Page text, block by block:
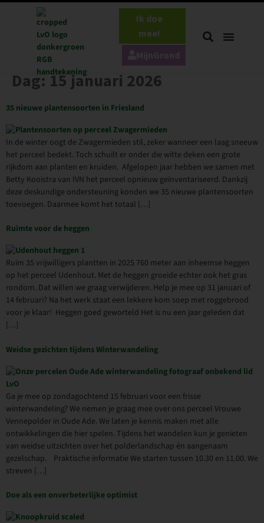
Ik doe
mee!
Dag:15 januari 2026
35 nieuwe plantensoorten in Friesland
In de winter oogt de Zwagermieden stil, zeker wanneer een laag sneeuw
het perceel bedekt. Toch schuilt er onder die witte deken een grote
rijkdom aan planten en kruiden. Afgelopen jaar hebben we samen met
Betty Kooistra van IVN het perceel opnieuw geïnventariseerd. Dankzij
deze deskundige ondersteuning konden we 35 nieuwe plantensoorten
toevoegen. Daarmee komt het totaal […]
Ruimte voor de heggen
Ruim 35 vrijwilligers plantten in 2025 760 meter aan inheemse heggen
op het perceel Udenhout. Met de heggen groeide echter ook het gras
rondom. Dat willen we graag verwijderen. Help je mee op 31 januari of
14 februari? Na het werk staat een lekkere kom soep met roggebrood
voor je klaar! Heggen goed geworteld Het is nu een jaar geleden dat
[…]
Weidse gezichten tijdens Winterwandeling
Ga je mee op zondagochtend 15 februari voor een frisse
winterwandeling? We nemen je graag mee over ons perceel Vrouwe
Vennepolder in Oude Ade. We laten je kennis maken met alle
ontwikkelingen die hier spelen. Tijdens het wandelen kun je genieten
van weidse uitzichten over het polderlandschap én aangenaam
gezelschap. Praktische informatie We starten tussen 10.30 en 11.00. We
streven […]
Doe als een onverbeterlijke optimist